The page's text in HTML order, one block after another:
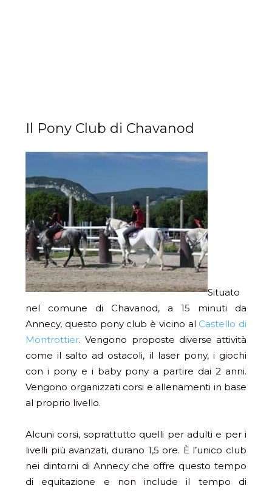
Il Pony Club di Chavanod
Situato
nel comune di Chavanod, a 15 minuti da
Annecy, questo pony club è vicino al Castello di
Montrottier. Vengono proposte diverse attività
come il salto ad ostacoli, il laser pony, i giochi
con i pony e i baby pony a partire dai 2 anni.
Vengono organizzati corsi e allenamenti in base
al proprio livello.
Alcuni corsi, soprattutto quelli per adulti e per i
livelli più avanzati, durano 1,5 ore. È l’unico club
nei dintorni di Annecy che offre questo tempo
di equitazione e non include il tempo di